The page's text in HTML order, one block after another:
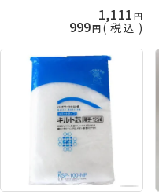
1,111
999 税込